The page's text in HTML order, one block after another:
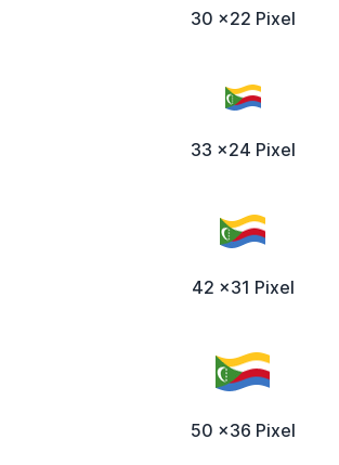
30 x22 Pixel
33 x24 Pixel
42 x31 Pixel
50 x36 Pixel